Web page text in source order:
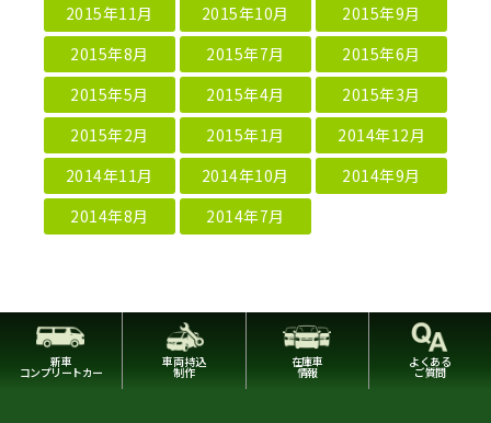
2015年11月
2015年10月
2015年9月
2015年8月
2015年7月
2015年6月
2015年5月
2015年4月
2015年3月
2015年2月
2015年1月
2014年12月
2014年11月
2014年10月
2014年9月
2014年8月
2014年7月
新車
コンプリートカー
車両持込
制作
在庫車
情報
よくある
ご質問